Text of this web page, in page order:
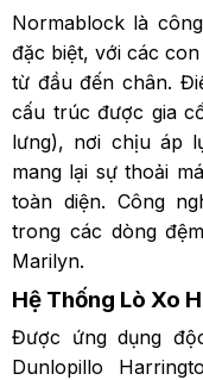
Normablock là
đặc biệt, với các
từ đầu đến chân.
cấu trúc được gia
lưng), nơi chịu áp
mang lại sự thoải
toàn diện. Công
trong các dòng
Marilyn.
Hệ Thống Lò Xo
Được ứng dụng
Dunlopillo